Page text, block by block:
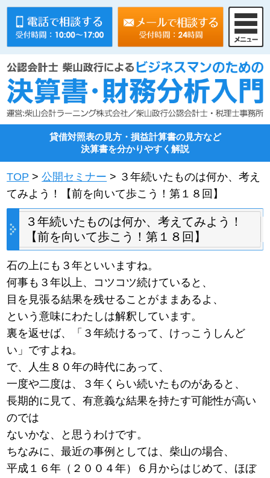
貸借対照表の見方・損益計算書の見方など
決算書を分かりやすく解説
TOP >公開セミナー > ３年続いたものは何か、考え
てみよう！【前を向いて歩こう！第１８回】
３年続いたものは何か、考えてみよう！
【前を向いて歩こう！第１８回】
石の上にも３年といいますね。
何事も３年以上、コツコツ続けていると、
目を見張る結果を残せることがままあるよ、
という意味にわたしは解釈しています。
裏を返せば、「３年続けるって、けっこうしんど
い」ですよね。
で、人生８０年の時代にあって、
一度や二度は、３年くらい続いたものがあると、
長期的に見て、有意義な結果を持たす可能性が高い
のでは
ないかな、と思うわけです。
ちなみに、最近の事例としては、柴山の場合、
平成１６年（２００４年）６月からはじめて、ほぼ